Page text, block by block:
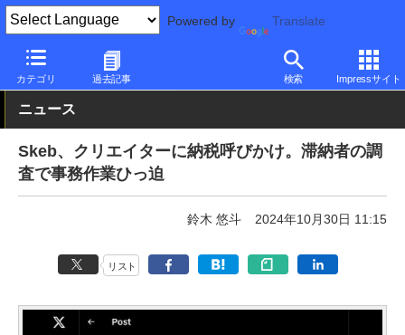
Powered by Translate
カテゴリ 過去記事 検索 Impressサイト
PC Watch 市場 その他
ニュース
Skeb、クリエイターに納税呼びかけ。滞納者の調
査で事務作業ひっ迫
鈴木 悠斗 2024年10月30日 11:15
リスト